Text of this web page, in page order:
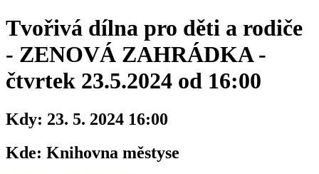
Tvořivá dílna pro děti a rodiče
- ZENOVÁ ZAHRÁDKA -
čtvrtek 23.5.2024 od 16:00
Kdy: 23. 5. 2024 16:00
Kde: Knihovna městyse